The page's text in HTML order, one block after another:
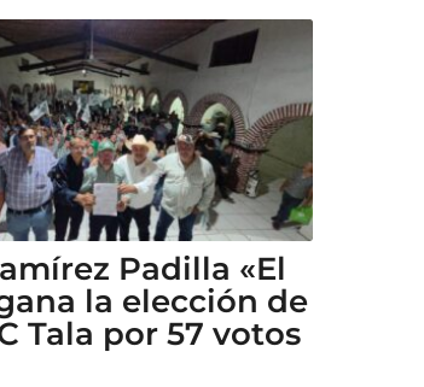
Padilla «El
la elección de
Tala por 57 votos